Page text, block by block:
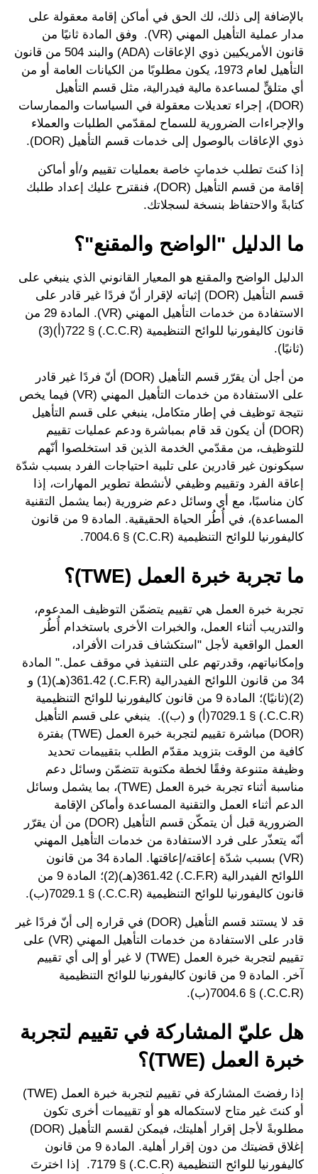
بالإضافة إلى ذلك، لك الحق في أماكن إقامة معقولة على
مدار عملية التأهيل المهني (VR). وفق المادة ثانيًا من
قانون الأمريكيين ذوي الإعاقات (ADA) والبند 504 من قانون
التأهيل لعام 1973، يكون مطلوبًا من الكيانات العامة أو من
أي متلقٍّ لمساعدة مالية فيدرالية، مثل قسم التأهيل
(DOR)، إجراء تعديلات معقولة في السياسات والممارسات
والإجراءات الضرورية للسماح لمقدّمي الطلبات والعملاء
ذوي الإعاقات بالوصول إلى خدمات قسم التأهيل (DOR).
إذا كنتَ تطلب خدماتٍ خاصة بعمليات تقييم و/أو أماكن
إقامة من قسم التأهيل (DOR)، فنقترح عليك إعداد طلبك
كتابةً والاحتفاظ بنسخة لسجلاتك.
ما الدليل "الواضح والمقنع"؟
الدليل الواضح والمقنع هو المعيار القانوني الذي ينبغي على
قسم التأهيل (DOR) إثباته لإقرار أنّ فردًا غير قادر على
الاستفادة من خدمات التأهيل المهني (VR). المادة 29 من
قانون كاليفورنيا للوائح التنظيمية (C.C.R.) § 722(أ)(3)
(ثانيًا).
من أجل أن يقرّر قسم التأهيل (DOR) أنّ فردًا غير قادر
على الاستفادة من خدمات التأهيل المهني (VR) فيما يخص
نتيجة توظيف في إطار متكامل، ينبغي على قسم التأهيل
(DOR) أن يكون قد قام بمباشرة ودعم عمليات تقييم
للتوظيف، من مقدّمي الخدمة الذين قد استخلصوا أنّهم
سيكونون غير قادرين على تلبية احتياجات الفرد بسبب شدّة
إعاقة الفرد وتقييم وظيفي لأنشطة تطوير المهارات، إذا
كان مناسبًا، مع أي وسائل دعم ضرورية (بما يشمل التقنية
المساعدة)، في أُطُر الحياة الحقيقية. المادة 9 من قانون
كاليفورنيا للوائح التنظيمية (C.C.R) § 7004.6.
ما تجربة خبرة العمل (TWE)؟
تجربة خبرة العمل هي تقييم يتضمّن التوظيف المدعوم،
والتدريب أثناء العمل، والخبرات الأخرى باستخدام أُطُر
العمل الواقعية لأجل "استكشاف قدرات الأفراد،
وإمكانياتهم، وقدرتهم على التنفيذ في موقف عمل." المادة
34 من قانون اللوائح الفيدرالية (C.F.R.) 361.42(هـ)(1) و
(2)(ثانيًا)؛ المادة 9 من قانون كاليفورنيا للوائح التنظيمية
(C.C.R.) § 7029.1(أ) و (ب)). ينبغي على قسم التأهيل
(DOR) مباشرة تقييم لتجربة خبرة العمل (TWE) بفترة
كافية من الوقت بتزويد مقدّم الطلب بتقييمات تحديد
وظيفة متنوعة وفقًا لخطة مكتوبة تتضمّن وسائل دعم
مناسبة أثناء تجربة خبرة العمل (TWE)، بما يشمل وسائل
الدعم أثناء العمل والتقنية المساعدة وأماكن الإقامة
الضرورية قبل أن يتمكّن قسم التأهيل (DOR) من أن يقرّر
أنّه يتعذّر على فرد الاستفادة من خدمات التأهيل المهني
(VR) بسبب شدّة إعاقته/إعاقتها. المادة 34 من قانون
اللوائح الفيدرالية (C.F.R.) 361.42(هـ)(2)؛ المادة 9 من
قانون كاليفورنيا للوائح التنظيمية (C.C.R.) § 7029.1(ب).
قد لا يستند قسم التأهيل (DOR) في قراره إلى أنّ فردًا غير
قادر على الاستفادة من خدمات التأهيل المهني (VR) على
تقييم لتجربة خبرة العمل (TWE) لا غير أو إلى أي تقييم
آخر. المادة 9 من قانون كاليفورنيا للوائح التنظيمية
(C.C.R.) § 7004.6(ب).
هل عليّ المشاركة في تقييم لتجربة
خبرة العمل (TWE)؟
إذا رفضتَ المشاركة في تقييم لتجربة خبرة العمل (TWE)
أو كنتَ غير متاح لاستكماله هو أو تقييمات أخرى تكون
مطلوبةً لأجل إقرار أهليتك، فيمكن لقسم التأهيل (DOR)
إغلاق قضيتك من دون إقرار أهلية. المادة 9 من قانون
كاليفورنيا للوائح التنظيمية (C.C.R.) § 7179. إذا اخترتَ